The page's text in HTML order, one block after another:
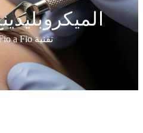
تقنية Fio a Fio في دبي